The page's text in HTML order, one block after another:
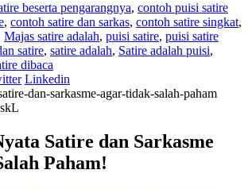
beserta pengarangnya, contoh puisi satire
, contoh satire dan sarkas, contoh satire singkat,
Majas satire adalah, puisi satire, puisi satire
satire, satire adalah, Satire adalah puisi,
dibaca
Linkedin
Satire dan Sarkasme
Paham!